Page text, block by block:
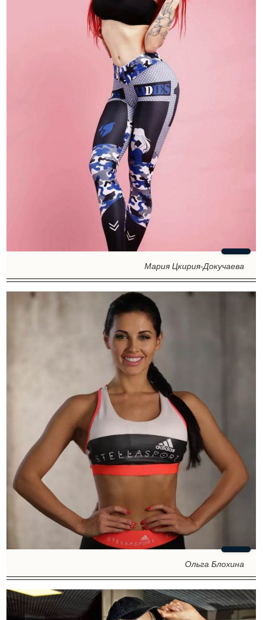
Мария Цкирия-Докучаева
Ольга Блохина